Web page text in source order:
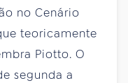
no Cenário
teoricamente
Piotto. O
segunda a